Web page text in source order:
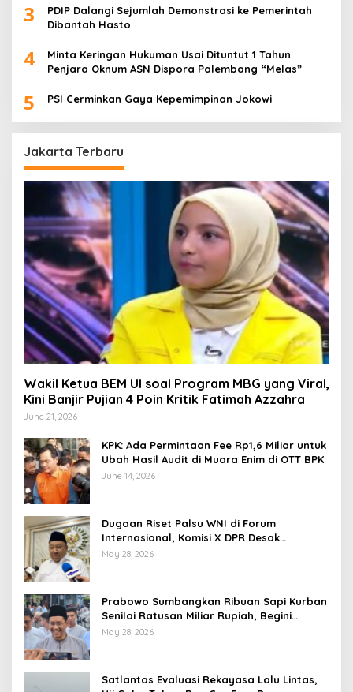
3
PDIP Dalangi Sejumlah Demonstrasi ke Pemerintah
Dibantah Hasto
4
Minta Keringan Hukuman Usai Dituntut 1 Tahun
Penjara Oknum ASN Dispora Palembang “Melas”
5 PSI Cerminkan Gaya Kepemimpinan Jokowi
Jakarta Terbaru
Wakil Ketua BEM UI soal Program MBG yang Viral,
Kini Banjir Pujian 4 Poin Kritik Fatimah Azzahra
June 21, 2026
KPK: Ada Permintaan Fee Rp1,6 Miliar untuk
Ubah Hasil Audit di Muara Enim di OTT BPK
June 14, 2026
Dugaan Riset Palsu WNI di Forum
Internasional, Komisi X DPR Desak
Investigasi dan Penegakan Sanksi Etik
May 28, 2026
Prabowo Sumbangkan Ribuan Sapi Kurban
Senilai Ratusan Miliar Rupiah, Begini
Tanggapan Menkeu Purbaya
May 28, 2026
Satlantas Evaluasi Rekayasa Lalu Lintas,